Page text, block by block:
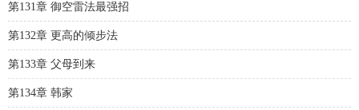
第131章 御空雷法最强招
第132章 更高的倾步法
第133章 父母到来
第134章 韩家